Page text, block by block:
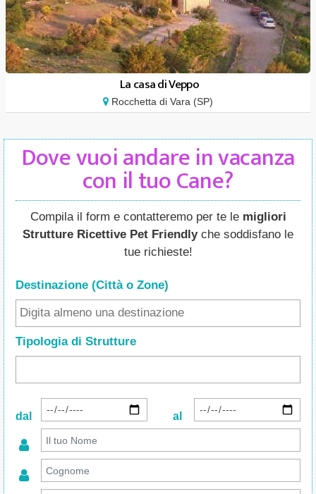
La casa di Veppo
Rocchetta di Vara (SP)
Dove vuoi andare in vacanza
con il tuo Cane?
Compila il form e contatteremo per te le migliori
Strutture Ricettive Pet Friendlyche soddisfano le
tue richieste!
Destinazione (Città o Zone)
Tipologia di Strutture
dal al